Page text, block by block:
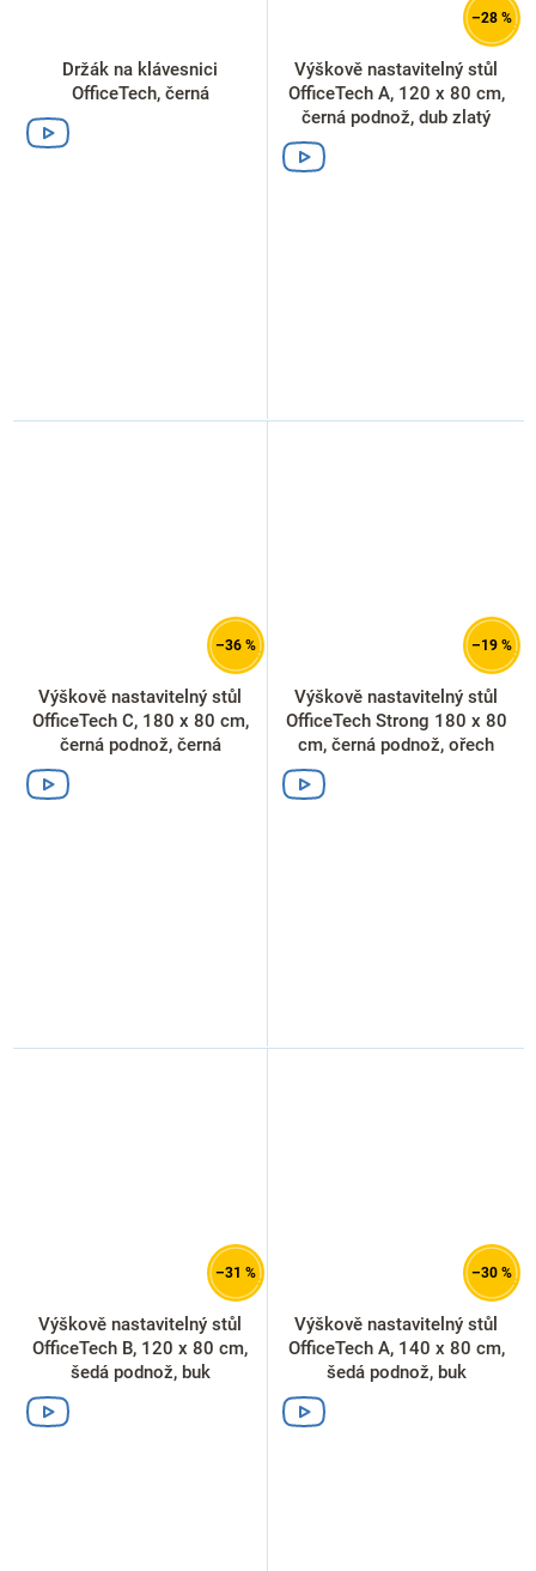
Držák na klávesnici
OfficeTech, černá
–28 %
Výškově nastavitelný stůl
OfficeTech A, 120 x 80 cm,
černá podnož, dub zlatý
–36 %
Výškově nastavitelný stůl
OfficeTech C, 180 x 80 cm,
černá podnož, černá
–19 %
Výškově nastavitelný stůl
OfficeTech Strong 180 x 80
cm, černá podnož, ořech
–31 %
Výškově nastavitelný stůl
OfficeTech B, 120 x 80 cm,
šedá podnož, buk
–30 %
Výškově nastavitelný stůl
OfficeTech A, 140 x 80 cm,
šedá podnož, buk